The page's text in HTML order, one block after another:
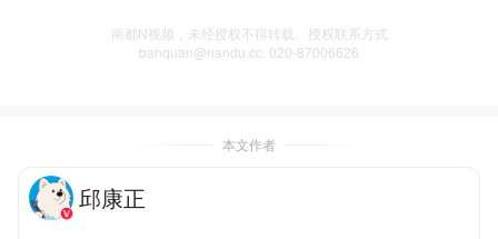
南都N视频，未经授权不得转载、授权联系方式
banquan@nandu.cc. 020-87006626
本文作者
邱康正